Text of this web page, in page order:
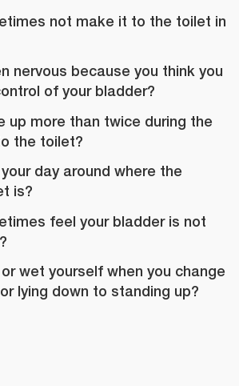
not make it to the toilet in
nervous because you think you
of your bladder?
up more than twice during the
the toilet?
day around where the
is?
feel your bladder is not
wet yourself when you change
lying down to standing up?